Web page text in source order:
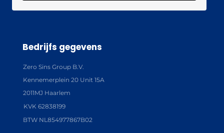
Bedrijfs gegevens
Zero Sins Group B.V.
Kennemerplein 20 Unit 15A
2011MJ Haarlem
KVK 62838199
BTW NL854977867B02